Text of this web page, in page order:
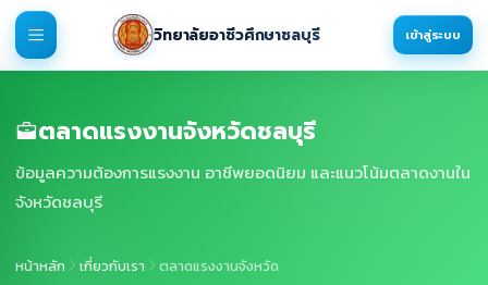
วิทยาลัยอาชีวศึกษาชลบุรี เข้าสู่ระบบ
ตลาดแรงงานจังหวัดชลบุรี
ข้อมูลความต้องการแรงงาน อาชีพยอดนิยม และแนวโน้มตลาดงานใน
จังหวัดชลบุรี
หน้าหลัก เกี่ยวกับเรา ตลาดแรงงานจังหวัด